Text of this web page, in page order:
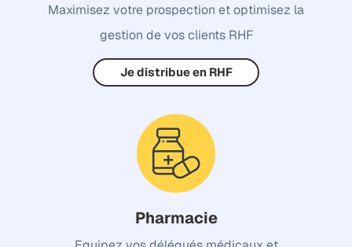
Maximisez votre prospection et optimisez la
gestion de vos clients RHF
Je distribue en RHF
Pharmacie